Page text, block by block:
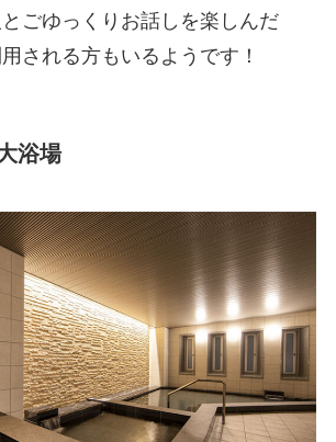
ごゆっくりお話しを楽しんだ
される方もいるようです！
浴場